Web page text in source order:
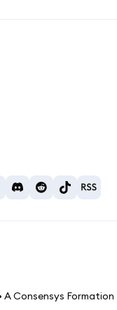
Consensys Formation